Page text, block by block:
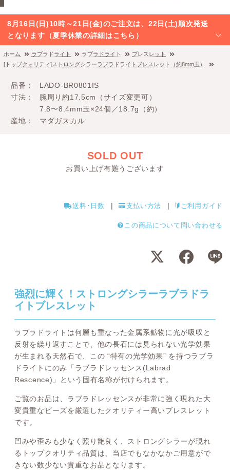
8月16日(日)10時～21日(金)のご注文は、22日(土)順次発送
となります（夏季休業の詳細はこちら）
ホーム ラブラドライト ラブラドライト
ブレスレット
[トップクォリティ]ストロングシラーラブラドライトブレスレット（約8mm玉）
品番
LADO-BR0801IS
寸法
腕周り約17.5cm（サイズ変更可）
7.8〜8.4mm玉×24個／18.7g（約）
産地
マダガスカル
SOLD OUT
お買い上げ有難うございます
送料･日数 支払い方法 ご利用ガイド
この商品について問い合わせる
強烈に輝く！ストロングシラーラブラドラ
イトブレスレット
ラブラドライトは何層も重なった金属系鉱物に光が吸収と
反射を繰り返すことで、他の長石には見られない光学効果
が生まれる天然石で、この “特有の光学効果” を持つラブラ
ドライトにのみ「ラブラドレッセンス(Labrad
Rescence)」という固有名称が付けられます。
ご覧のお品は、ラブラドレッセンスが非常に強く現れた大
変貴重なビーズを厳選したクオリティー高いブレスレット
です。
凹みや歪みも少なく照り艶良く、ストロングシラーが現れ
るトップクオリティ品質は、当店でもなかなかご用意がで
きない数少ない貴重なお品となります。